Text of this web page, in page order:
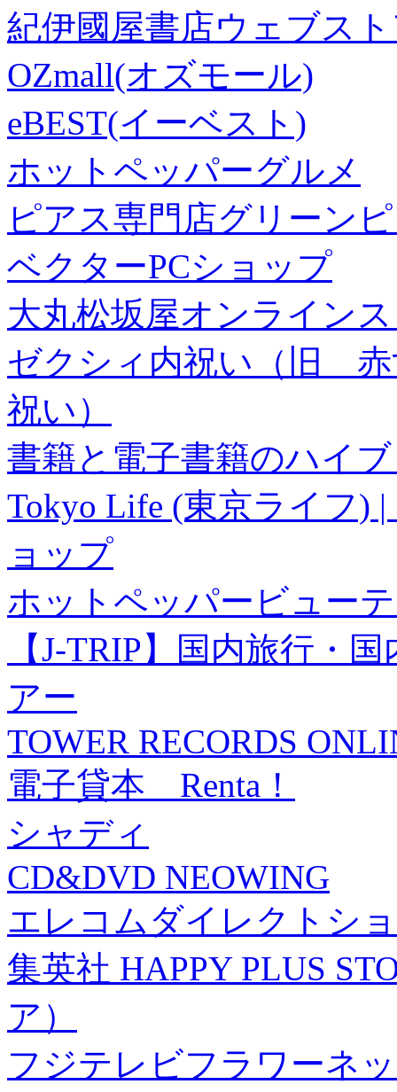
紀伊國屋書店ウェブス
OZmall(オズモール)
eBEST(イーベスト)
ホットペッパーグルメ
ピアス専門店グリーン
ベクターPCショップ
大丸松坂屋オンライン
ゼクシィ内祝い（旧 赤
祝い）
書籍と電子書籍のハイ
Tokyo Life (東京ライフ)
ョップ
ホットペッパービュー
【J-TRIP】国内旅行・
アー
TOWER RECORDS
電子貸本 Renta！
シャディ
CD&DVD NEOWING
エレコムダイレクトシ
集英社 HAPPY PLUS
ア）
フジテレビフラワーネ